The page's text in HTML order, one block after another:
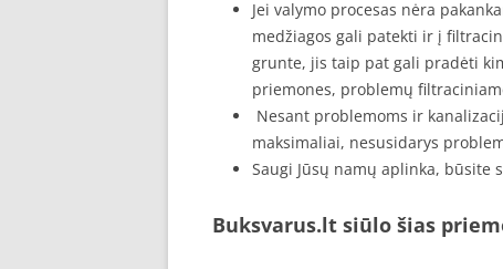
Jei valymo procesas nėra
medžiagos gali patekti ir į
grunte, jis taip pat gali pradėti
priemones, problemų
Nesant problemoms ir
maksimaliai, nesusidarys
Saugi Jūsų namų aplinka, būsite
Buksvarus.lt siūlo šias